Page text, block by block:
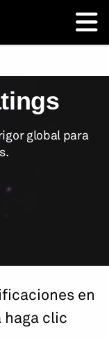
global para
en
haga clic